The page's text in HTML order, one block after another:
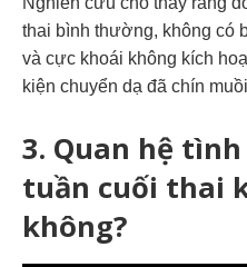
thai bình thường, không có
và cực khoái không kích
kiện chuyển dạ đã chín
3. Quan hệ
tuần cuối thai
không?